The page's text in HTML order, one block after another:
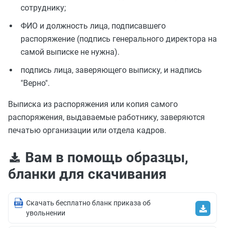
сотруднику;
ФИО и должность лица, подписавшего
распоряжение (подпись генерального директора на
самой выписке не нужна).
подпись лица, заверяющего выписку, и надпись
"Верно".
Выписка из распоряжения или копия самого
распоряжения, выдаваемые работнику, заверяются
печатью организации или отдела кадров.
Вам в помощь образцы,
бланки для скачивания
Скачать бесплатно бланк приказа об
увольнении